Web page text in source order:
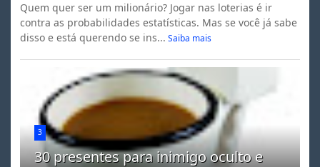
Quem quer ser um milionário? Jogar nas loterias é ir
contra as probabilidades estatísticas. Mas se você já sabe
disso e está querendo se ins... Saiba mais
3
30 presentes para inimigo oculto e